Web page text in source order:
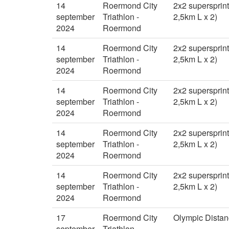
14
september
2024
Roermond City
Triathlon -
Roermond
2x2
2,5km L x 2)
14
september
2024
Roermond City
Triathlon -
Roermond
2x2
2,5km L x 2)
14
september
2024
Roermond City
Triathlon -
Roermond
2x2
2,5km L x 2)
14
september
2024
Roermond City
Triathlon -
Roermond
2x2
2,5km L x 2)
14
september
2024
Roermond City
Triathlon -
Roermond
2x2
2,5km L x 2)
17
Roermond City
Olympic